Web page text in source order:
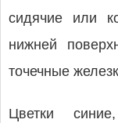
сидячие или
нижней
точечные
Цветки